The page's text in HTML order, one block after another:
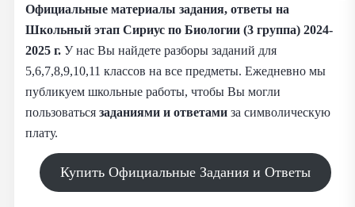
Официальные материалы задания, ответы на
Школьный этап Сириус по Биологии (3 группа) 2024-
2025 г. У нас Вы найдете разборы заданий для
5,6,7,8,9,10,11 классов на все предметы. Ежедневно мы
публикуем школьные работы, чтобы Вы могли
пользоваться заданиями и ответами за символическую
плату.
Купить Официальные Задания и Ответы